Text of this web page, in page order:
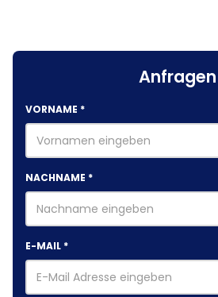
Anfragen
VORNAME *
NACHNAME *
E-MAIL *